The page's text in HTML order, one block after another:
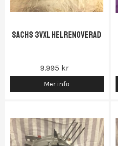
Sachs 3vxl helrenoverad
9.995 kr
Mer info